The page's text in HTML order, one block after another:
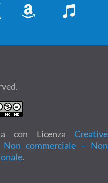
con Licenza Creative
commerciale – Non
.